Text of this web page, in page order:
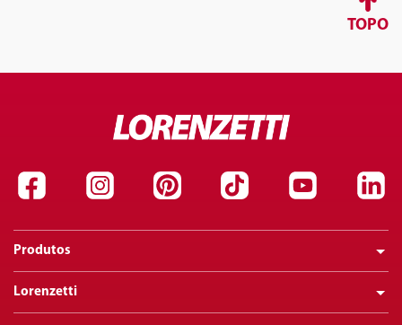
TOPO
Produtos
Lorenzetti